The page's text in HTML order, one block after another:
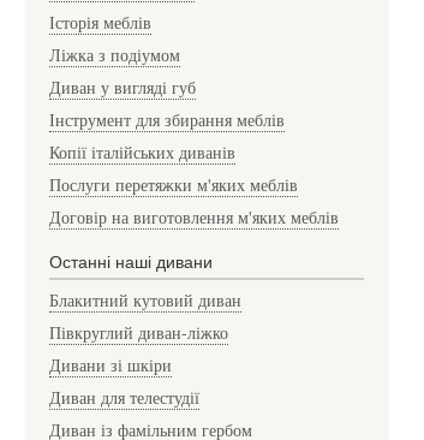
Історія меблів
Ліжка з подіумом
Диван у вигляді губ
Інструмент для збирання меблів
Копії італійських диванів
Послуги перетяжки м'яких меблів
Договір на виготовлення м'яких меблів
Останні наші дивани
Блакитний кутовий диван
Півкруглий диван-ліжко
Дивани зі шкіри
Диван для телестудії
Диван із фамільним гербом